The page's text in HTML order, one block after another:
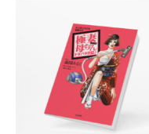
KiteMite-info